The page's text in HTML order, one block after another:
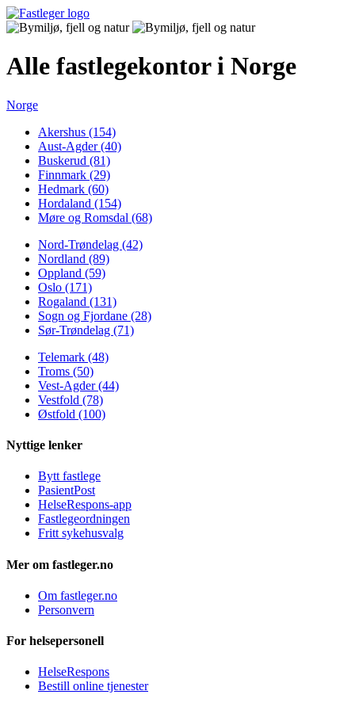
Alle fastlegekontor i Norge
Norge
Akershus (154)
Aust-Agder (40)
Buskerud (81)
Finnmark (29)
Hedmark (60)
Hordaland (154)
Møre og Romsdal (68)
Nord-Trøndelag (42)
Nordland (89)
Oppland (59)
Oslo (171)
Rogaland (131)
Sogn og Fjordane (28)
Sør-Trøndelag (71)
Telemark (48)
Troms (50)
Vest-Agder (44)
Vestfold (78)
Østfold (100)
Nyttige lenker
Bytt fastlege
PasientPost
HelseRespons-app
Fastlegeordningen
Fritt sykehusvalg
Mer om fastleger.no
Om fastleger.no
Personvern
For helsepersonell
HelseRespons
Bestill online tjenester